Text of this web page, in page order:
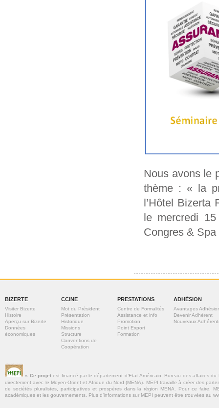
Nous avons le
thème : « la
l’Hôtel Bizerta
le mercredi
Congres &
BIZERTE
Visiter Bizerte
Histoire
Aperçu sur Bizerte
Données
économiques
CCINE
Mot du Président
Présentation
Historique
Missions
Structure
Conventions de
Coopération
PRESTATIONS
Centre de Formalités
Assistance et info
Promotion
Point Export
Formation
ADHÉSION
Avantages
Devenir Adhérent
Nouveaux
« Ce projetest financé par le département d’Etat Américain, Bureau des affaires
directement avec le Moyen-Orient et Afrique du Nord (MENA). MEPI travaille à créer des
de sociétés pluralistes, participatives et prospères dans la région MENA. Pour ce faire,
académiques et les gouvernements. Plus d’informations sur MEPI peuvent être trouvées au